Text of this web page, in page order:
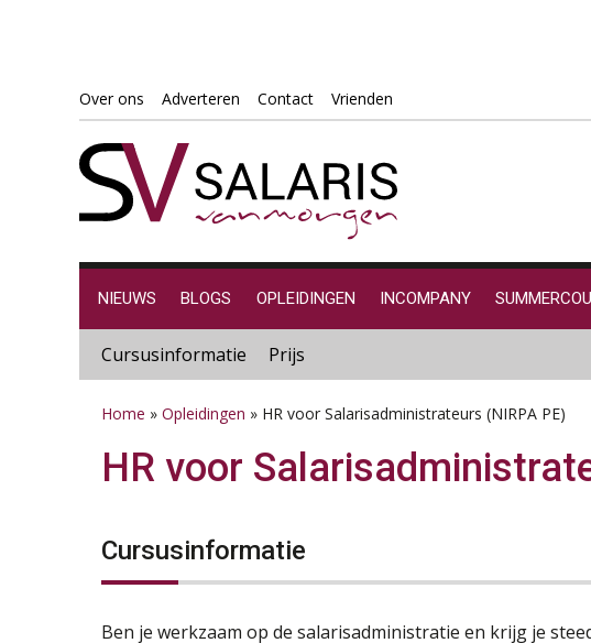
hoofdnavigatie
Over ons Adverteren Contact Vrienden
NIEUWS BLOGS OPLEIDINGEN INCOMPANY
Cursusinformatie Prijs
Home » Opleidingen » HR voor Salarisadministrateurs (NIRPA PE)
HR voor
Cursusinformatie
Ben je werkzaam op de salarisadministratie en krijg je